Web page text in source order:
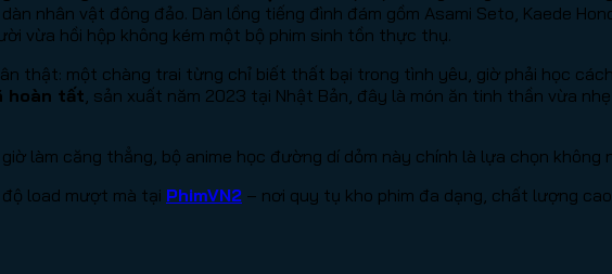
nhân vật đông đảo. Dàn lồng tiếng đình đám gồm Asami Seto, Kaede
vừa hồi hộp không kém một bộ phim sinh tồn thực thụ.
thật: một chàng trai từng chỉ biết thất bại trong tình yêu, giờ phải học
hoàn tất , sản xuất năm 2023 tại Nhật Bản, đây là món ăn tinh thần vừa
làm căng thẳng, bộ anime học đường dí dỏm này chính là lựa chọn không
load mượt mà tại PhimVN2 – nơi quy tụ kho phim đa dạng, chất lượng